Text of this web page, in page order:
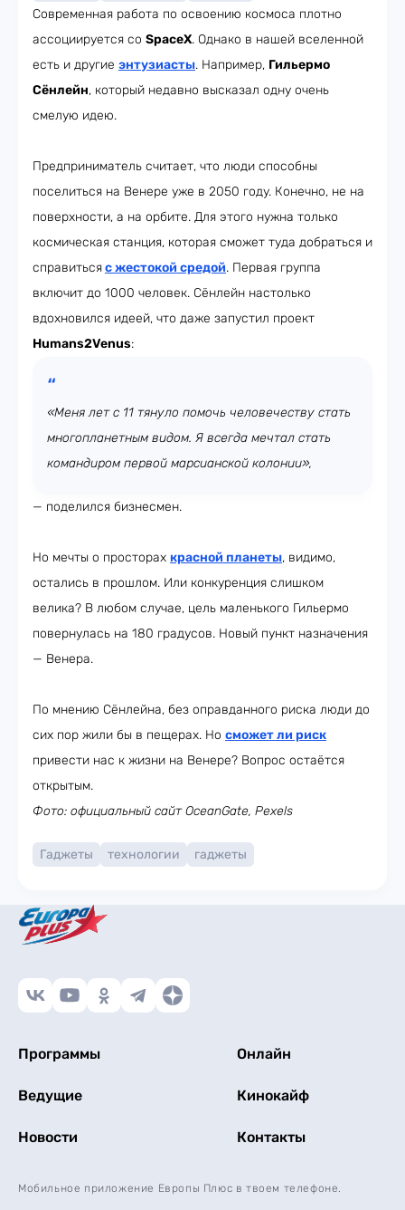
Современная работа по освоению космоса плотно
ассоциируется со SpaceX. Однако в нашей вселенной
есть и другие энтузиасты. Например, Гильермо
Сёнлейн, который недавно высказал одну очень
смелую идею.
Предприниматель считает, что люди способны
поселиться на Венере уже в 2050 году. Конечно, не на
поверхности, а на орбите. Для этого нужна только
космическая станция, которая сможет туда добраться и
справитьсяс жестокой средой. Первая группа
включит до 1000 человек. Сёнлейн настолько
вдохновился идеей, что даже запустил проект
Humans2Venus:
«Меня лет с 11 тянуло помочь человечеству стать
многопланетным видом. Я всегда мечтал стать
командиром первой марсианской колонии»,
— поделился бизнесмен.
Но мечты о просторах красной планеты, видимо,
остались в прошлом. Или конкуренция слишком
велика? В любом случае, цель маленького Гильермо
повернулась на 180 градусов. Новый пункт назначения
— Венера.
По мнению Сёнлейна, без оправданного риска люди до
сих пор жили бы в пещерах. Но сможет ли риск
привести нас к жизни на Венере? Вопрос остаётся
открытым.
Фото: официальный сайт OceanGate, Pexels
Гаджеты технологии гаджеты
Программы Онлайн
Ведущие Кинокайф
Новости Контакты
Мобильное приложение Европы Плюс в твоем телефоне.